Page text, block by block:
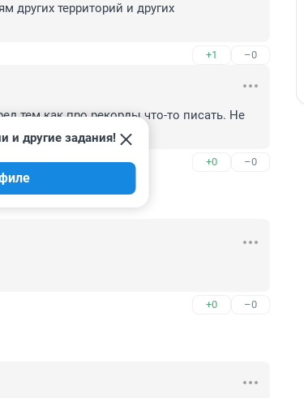
других территорий и других
+1 –0
тем как про рекорды что-то писать. Не
Вас
+0 –0
и другие задания!
+0 –0